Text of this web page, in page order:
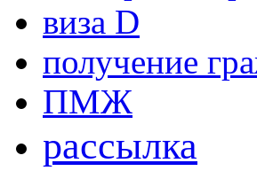
виза D
получение
ПМЖ
рассылка